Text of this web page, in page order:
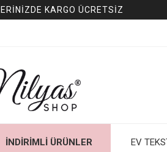
KARGO ÜCRETSİZ
İNDIRIMLI ÜRÜNLER EV